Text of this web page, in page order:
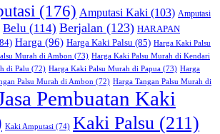
(176) Amputasi Kaki (103) Amputasi
Belu (114) Berjalan (123) HARAPAN
Harga (96) Harga Kaki Palsu (85) Harga Kaki Palsu
Murah di Ambon (73) Harga Kaki Palsu Murah di Kendari
di Palu (72) Harga Kaki Palsu Murah di Papua (73) Harga
Palsu Murah di Ambon (72) Harga Tangan Palsu Murah di
Pembuatan Kaki
Kaki Amputasi (74) Kaki Palsu (211)